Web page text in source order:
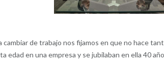
cambiar de trabajo nos fijamos en que no hace
edad en una empresa y se jubilaban en ella 40